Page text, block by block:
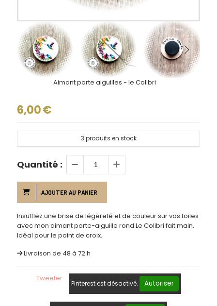
Aimant porte aiguilles - le Colibri
6,00€
3 produits en stock
Quantité :
AJOUTER AU PANIER
Insufflez une brise de légèreté et de couleur sur vos toiles
avec mon aimant porte-aiguille rond Le Colibri fait main.
Idéal pour le point de croix.
Livraison de 48 à 72 h
Tweeter
Pinterest est désactivé. Autoriser